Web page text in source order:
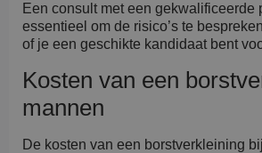
Een consult met een gekwalificeerde
essentieel om de risico’s te
of je een geschikte kandidaat bent
Kosten van een
mannen
De kosten van een borstverkleining